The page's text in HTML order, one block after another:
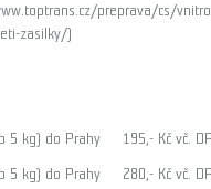
preprava/cs/
zasilky/)
5 kg) do Prahy 195,- Kč vč.
5 kg) do Prahy 280,- Kč vč.